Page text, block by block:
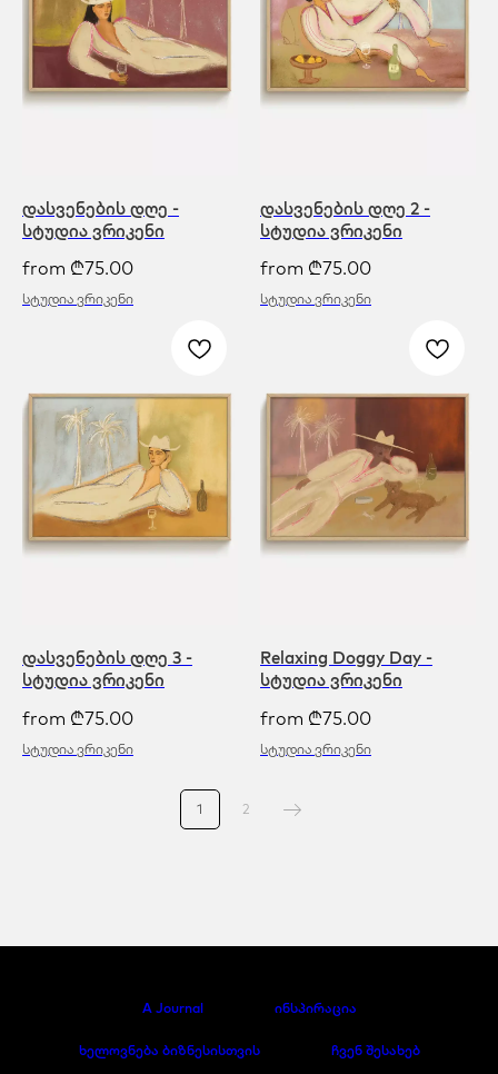
დასვენების დღე -
სტუდია ვრიკენი
from ₾75.00
სტუდია ვრიკენი
დასვენების დღე 2 -
სტუდია ვრიკენი
from ₾75.00
სტუდია ვრიკენი
დასვენების დღე 3 -
სტუდია ვრიკენი
from ₾75.00
სტუდია ვრიკენი
Relaxing Doggy Day -
სტუდია ვრიკენი
from ₾75.00
სტუდია ვრიკენი
1 2
A Journal ინსპირაცია
ხელოვნება ბიზნესისთვის ჩვენ შესახებ